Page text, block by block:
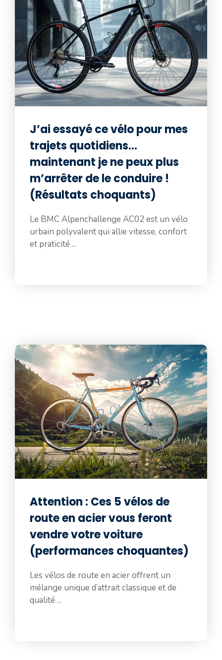
J’ai essayé ce vélo pour mes
trajets quotidiens…
maintenant je ne peux plus
m’arrêter de le conduire !
(Résultats choquants)
Le BMC Alpenchallenge AC02 est un vélo
urbain polyvalent qui allie vitesse, confort
et praticité ...
Attention : Ces 5 vélos de
route en acier vous feront
vendre votre voiture
(performances choquantes)
Les vélos de route en acier offrent un
mélange unique d’attrait classique et de
qualité ...